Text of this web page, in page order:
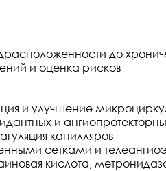
до
и оценка рисков
и улучшение
и
капилляров
сетками и
кислота,